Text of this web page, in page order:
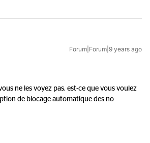
Forum|Forum|9 years ago
ne les voyez pas, est-ce que vous voulez
de blocage automatique des no